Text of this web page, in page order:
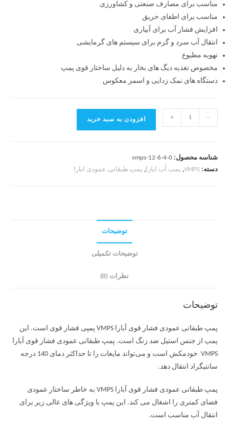
مناسب برای مصارف صنعتی و کشاورزی
مناسب برای اطفای حریق
افزایش فشار آب برای آبیاری
انتقال آب سرد و گرم برای سیستم های گرمایشی
تهویه مطبوع
مخصوص تغذیه دیگ های بخار به دلیل ساختار قوی پمپ
دستگاه های نمک زدایی و اسمز معکوس
-
+ افزودن به سبد خرید
شناسه محصول:vmps-12-6-4-0
دسته:VMPS
, پمپ آب ابارا, پمپ طبقاتی عمودی ابارا
توضیحات
توضیحات تکمیلی
نظرات (0)
توضیحات
پمپ طبقاتی عمودی فشار قوی آبارا VMPS پمپی فشار قوی است. این
پمپ از جنس استیل ضد زنگ است. پمپ طبقاتی عمودی فشار قوی آبارا
VMPS خودمکش است و می‌تواند مایعات را تا حداکثر دمای 140 درجه
سانتیگراد انتقال دهد.
پمپ طبقاتی عمودی فشار قوی آبارا VMPS به خاطر ساختار عمودی
فضای کمتری را اشغال می کند. این پمپ با ویژگی های عالی زیر برای
انتقال آب مناسب است.